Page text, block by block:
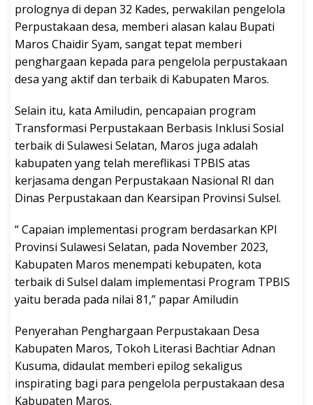
prolognya di depan 32 Kades, perwakilan pengelola
Perpustakaan desa, memberi alasan kalau Bupati
Maros Chaidir Syam, sangat tepat memberi
penghargaan kepada para pengelola perpustakaan
desa yang aktif dan terbaik di Kabupaten Maros.
Selain itu, kata Amiludin, pencapaian program
Transformasi Perpustakaan Berbasis Inklusi Sosial
terbaik di Sulawesi Selatan, Maros juga adalah
kabupaten yang telah mereflikasi TPBIS atas
kerjasama dengan Perpustakaan Nasional RI dan
Dinas Perpustakaan dan Kearsipan Provinsi Sulsel.
“ Capaian implementasi program berdasarkan KPI
Provinsi Sulawesi Selatan, pada November 2023,
Kabupaten Maros menempati kebupaten, kota
terbaik di Sulsel dalam implementasi Program TPBIS
yaitu berada pada nilai 81,” papar Amiludin
Penyerahan Penghargaan Perpustakaan Desa
Kabupaten Maros, Tokoh Literasi Bachtiar Adnan
Kusuma, didaulat memberi epilog sekaligus
inspirating bagi para pengelola perpustakaan desa
Kabupaten Maros.